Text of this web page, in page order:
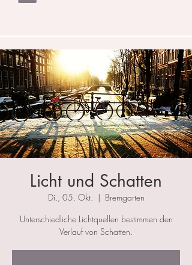
Licht und Schatten
Di., 05. Okt.
  |
Bremgarten
Unterschiedliche Lichtquellen bestimmen den
Verlauf von Schatten.